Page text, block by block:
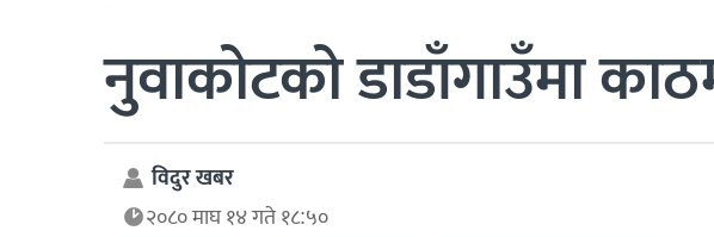
नुवाकोटको डाडाँगाउँमा
विदुर खबर
२०८० माघ १४ गते १८:५०